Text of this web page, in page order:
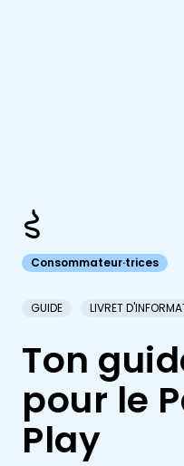
Consommateur·trices
GUIDE LIVRET
Ton
pour le
Play